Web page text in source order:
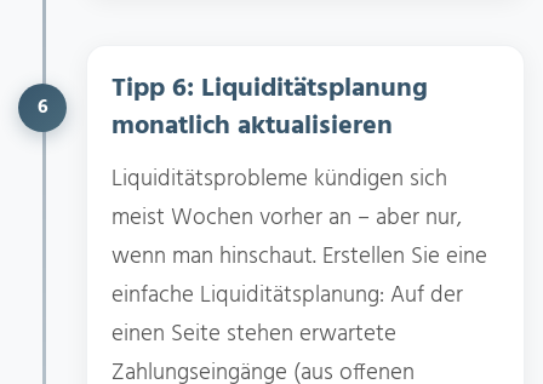
6
Tipp 6: Liquiditätsplanung
monatlich aktualisieren
Liquiditätsprobleme kündigen sich
meist Wochen vorher an – aber nur,
wenn man hinschaut. Erstellen Sie eine
einfache Liquiditätsplanung: Auf der
einen Seite stehen erwartete
Zahlungseingänge (aus offenen